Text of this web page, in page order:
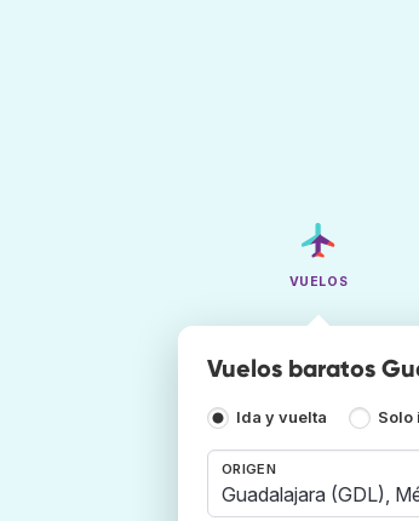
VUELOS
Vuelos baratos
Ida y vuelta Solo
ORIGEN